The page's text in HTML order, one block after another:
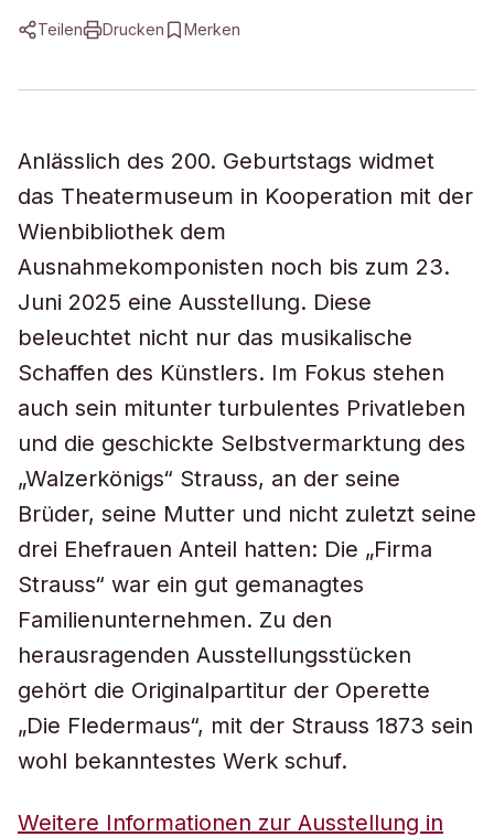
Teilen Drucken Merken
Anlässlich des 200. Geburtstags widmet
das Theatermuseum in Kooperation mit der
Wienbibliothek dem
Ausnahmekomponisten noch bis zum 23.
Juni 2025 eine Ausstellung. Diese
beleuchtet nicht nur das musikalische
Schaffen des Künstlers. Im Fokus stehen
auch sein mitunter turbulentes Privatleben
und die geschickte Selbstvermarktung des
„Walzerkönigs“ Strauss, an der seine
Brüder, seine Mutter und nicht zuletzt seine
drei Ehefrauen Anteil hatten: Die „Firma
Strauss“ war ein gut gemanagtes
Familienunternehmen. Zu den
herausragenden Ausstellungsstücken
gehört die Originalpartitur der Operette
„Die Fledermaus“, mit der Strauss 1873 sein
wohl bekanntestes Werk schuf.
Weitere Informationen zur Ausstellung in